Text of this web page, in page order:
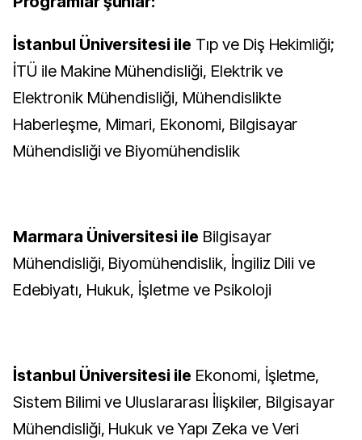
İstanbul Üniversitesi ile Tıp ve Diş Hekimliği;
İTÜ ile Makine Mühendisliği, Elektrik ve
Elektronik Mühendisliği, Mühendislikte
Haberleşme, Mimari, Ekonomi, Bilgisayar
Mühendisliği ve Biyomühendislik
Marmara Üniversitesi ile Bilgisayar
Mühendisliği, Biyomühendislik, İngiliz Dili ve
Edebiyatı, Hukuk, İşletme ve Psikoloji
İstanbul Üniversitesi ile Ekonomi, İşletme,
Sistem Bilimi ve Uluslararası İlişkiler, Bilgisayar
Mühendisliği, Hukuk ve Yapı Zeka ve Veri